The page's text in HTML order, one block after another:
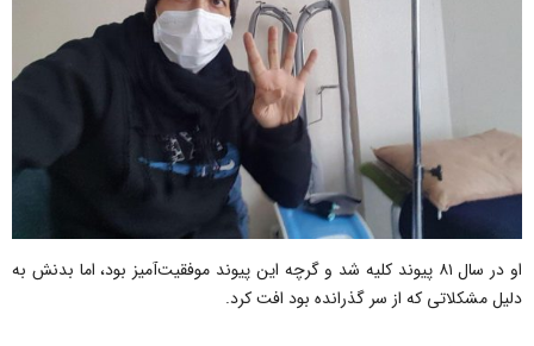
او در سال ۸۱ پیوند کلیه شد و گرچه این پیوند موفقیت‌آمیز بود، اما بدنش به
دلیل مشکلاتی که از سر گذرانده بود افت کرد.